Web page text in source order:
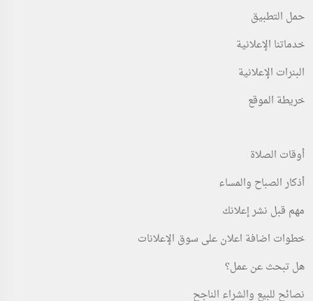
حمل التطبيق
خدماتنا الإعلانية
البنرات الإعلانية
خريطة الموقع
أوقات الصلاة
أذكار الصباح والمساء
مهم قبل نشر إعلانك
خطوات اضافة اعلان على سوق الإعلانات
هل تبحث عن عمل؟
نصائح للبيع والشراء الناجح